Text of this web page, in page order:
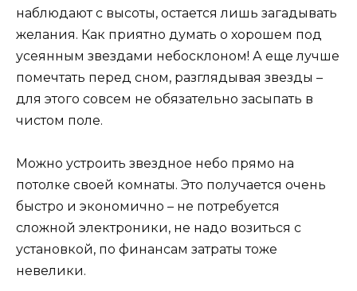
наблюдают с высоты, остается лишь загадывать
желания. Как приятно думать о хорошем под
усеянным звездами небосклоном! А еще лучше
помечтать перед сном, разглядывая звезды –
для этого совсем не обязательно засыпать в
чистом поле.
Можно устроить звездное небо прямо на
потолке своей комнаты. Это получается очень
быстро и экономично – не потребуется
сложной электроники, не надо возиться с
установкой, по финансам затраты тоже
невелики.